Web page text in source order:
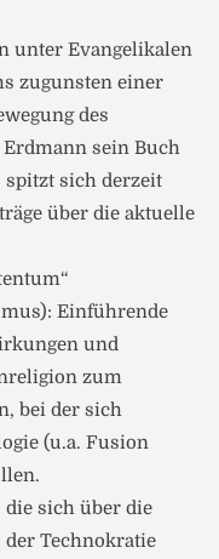
unter Evangelikalen
zugunsten einer
des
sein Buch
spitzt sich derzeit
über die aktuelle
Einführende
und
zum
bei der sich
(u.a. Fusion
die sich über die
Technokratie